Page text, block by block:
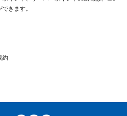
きます。
約